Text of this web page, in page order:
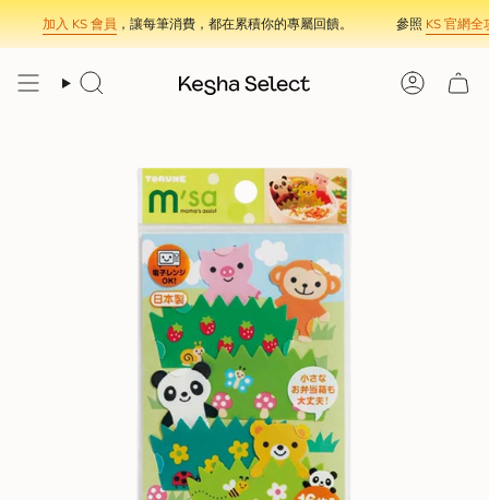
Skip
to
content
加入 KS 會員，讓每筆消費，都在累積你的專屬回饋。 參照KS 官網全攻
Search Account